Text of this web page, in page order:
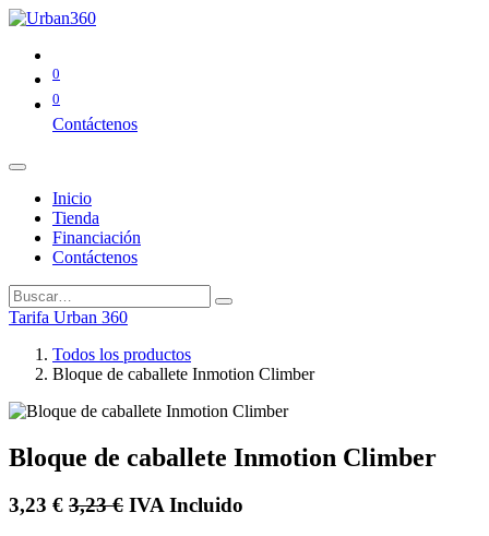
0
0
Contáctenos
Inicio
Tienda
Financiación
Contáctenos
Tarifa Urban 360
Todos los productos
Bloque de caballete Inmotion Climber
Bloque de caballete Inmotion Climber
3,23 € 3,23€ IVA Incluido